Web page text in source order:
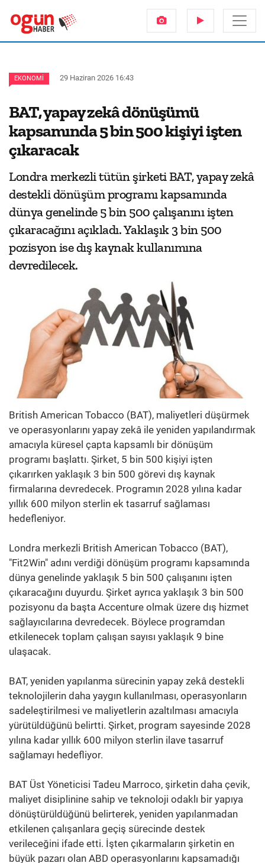
EKONOMI 29 Haziran 2026 16:43
BAT, yapay zekâ dönüşümü
kapsamında 5 bin 500 kişiyi işten
çıkaracak
Londra merkezli tütün şirketi BAT, yapay zekâ
destekli dönüşüm programı kapsamında
dünya genelinde 5 bin 500 çalışanını işten
çıkaracağını açıkladı. Yaklaşık 3 bin 500
pozisyon ise dış kaynak kullanımına
devredilecek.
British American Tobacco (BAT), maliyetleri düşürmek
ve operasyonlarını yapay zekâ ile yeniden yapılandırmak
amacıyla küresel çapta kapsamlı bir dönüşüm
programı başlattı. Şirket, 5 bin 500 kişiyi işten
çıkarırken yaklaşık 3 bin 500 görevi dış kaynak
firmalarına devredecek. Programın 2028 yılına kadar
yıllık 600 milyon sterlin ek tasarruf sağlaması
hedefleniyor.
Londra merkezli British American Tobacco (BAT),
"Fit2Win" adını verdiği dönüşüm programı kapsamında
dünya genelinde yaklaşık 5 bin 500 çalışanını işten
çıkaracağını duyurdu. Şirket ayrıca yaklaşık 3 bin 500
pozisyonu da başta Accenture olmak üzere dış hizmet
sağlayıcılarına devredecek. Böylece programdan
etkilenecek toplam çalışan sayısı yaklaşık 9 bine
ulaşacak.
BAT, yeniden yapılanma sürecinin yapay zekâ destekli
teknolojilerin daha yaygın kullanılması, operasyonların
sadeleştirilmesi ve maliyetlerin azaltılması amacıyla
yürütüldüğünü belirtti. Şirket, program sayesinde 2028
yılına kadar yıllık 600 milyon sterlin ilave tasarruf
sağlamayı hedefliyor.
BAT Üst Yöneticisi Tadeu Marroco, şirketin daha çevik,
maliyet disiplinine sahip ve teknoloji odaklı bir yapıya
dönüştürüldüğünü belirterek, yeniden yapılanmadan
etkilenen çalışanlara geçiş sürecinde destek
verileceğini ifade etti. İşten çıkarmaların şirketin en
büyük pazarı olan ABD operasyonlarını kapsamadığı